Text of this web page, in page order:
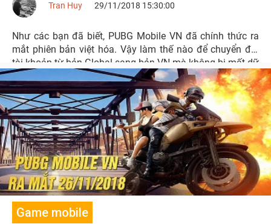
dễ dàng
Như các bạn đã biết, PUBG Mobile VN đã chính thức ra
mắt phiên bản việt hóa. Vậy làm thế nào để chuyển đổi
tài khoản từ bản Global sang bản VN mà không bị mất dữ
liệu? Hãy tham khảo cách chuyển đổi tài khoản sau đây
nhé.